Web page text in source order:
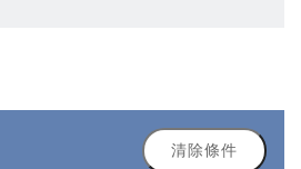
清除條件